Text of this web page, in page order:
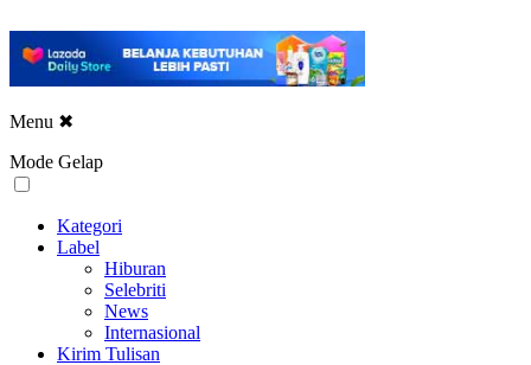
Menu ✖
Mode Gelap
Kategori
Label
Hiburan
Selebriti
News
Internasional
Kirim Tulisan